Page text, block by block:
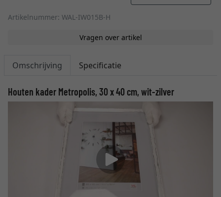
Artikelnummer: WAL-IW015B-H
Vragen over artikel
Omschrijving Specificatie
Houten kader Metropolis, 30 x 40 cm, wit-zilver